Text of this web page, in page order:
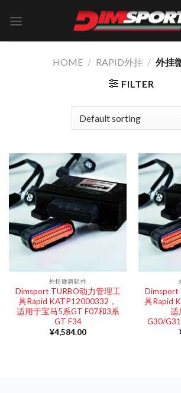
HOME / RAPID外挂 / 外挂
FILTER
外挂微调软件
Dimsport TURBO动力管理工
具Rapid KATP12000332，
适用于宝马5系GT F07和3系
GT F34
¥4,584.00
Dimsport
具Rapid
适
G30/